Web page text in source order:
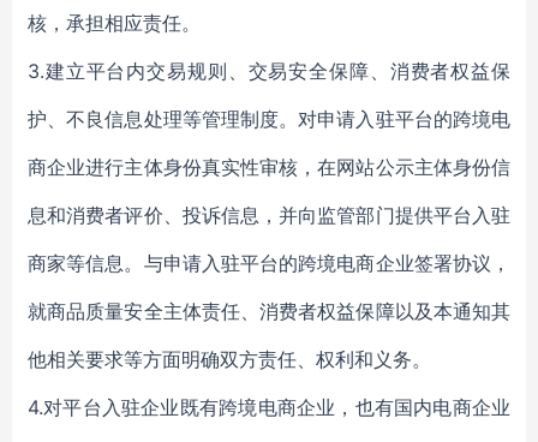
核，承担相应责任。
3.建立平台内交易规则、交易安全保障、消费者权益保
护、不良信息处理等管理制度。对申请入驻平台的跨境电
商企业进行主体身份真实性审核，在网站公示主体身份信
息和消费者评价、投诉信息，并向监管部门提供平台入驻
商家等信息。与申请入驻平台的跨境电商企业签署协议，
就商品质量安全主体责任、消费者权益保障以及本通知其
他相关要求等方面明确双方责任、权利和义务。
4.对平台入驻企业既有跨境电商企业，也有国内电商企业